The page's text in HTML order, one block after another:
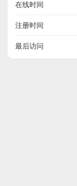
在线时间
注册时间
最后访问